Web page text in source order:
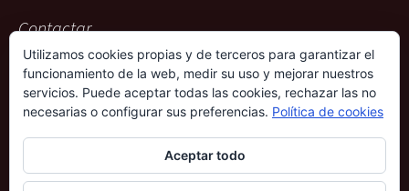
Contactar
ACG Representaciones
Rambla Pulido, 36
38004 – Santa Cruz de Tenerife
901 009 612
690 339 686
Utilizamos cookies propias y de terceros para garantizar el
funcionamiento de la web, medir su uso y mejorar nuestros
servicios. Puede aceptar todas las cookies, rechazar las no
necesarias o configurar sus preferencias. Política de cookies
Aceptar todo